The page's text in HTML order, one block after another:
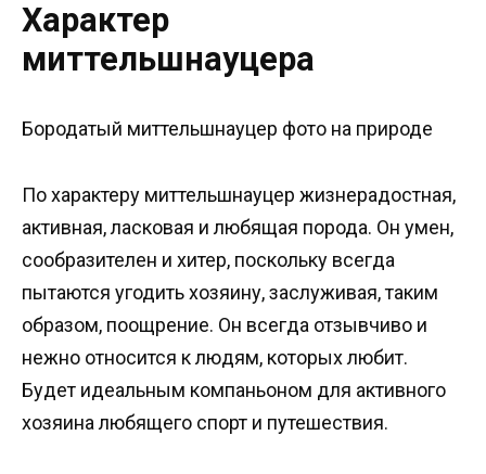
Характер
миттельшнауцера
Бородатый миттельшнауцер фото на природе
По характеру миттельшнауцер жизнерадостная,
активная, ласковая и любящая порода. Он умен,
сообразителен и хитер, поскольку всегда
пытаются угодить хозяину, заслуживая, таким
образом, поощрение. Он всегда отзывчиво и
нежно относится к людям, которых любит.
Будет идеальным компаньоном для активного
хозяина любящего спорт и путешествия.